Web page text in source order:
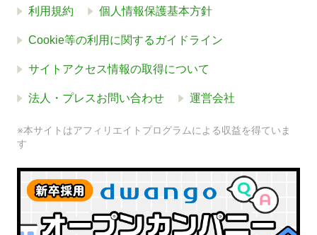
利用規約 個人情報保護基本方針
Cookie等の利用に関するガイドライン
サイトアクセス情報の取得について
法人・プレスお問い合わせ 運営会社
※本サイトはアフィリエイトプログラムによる収益を得ていま
す